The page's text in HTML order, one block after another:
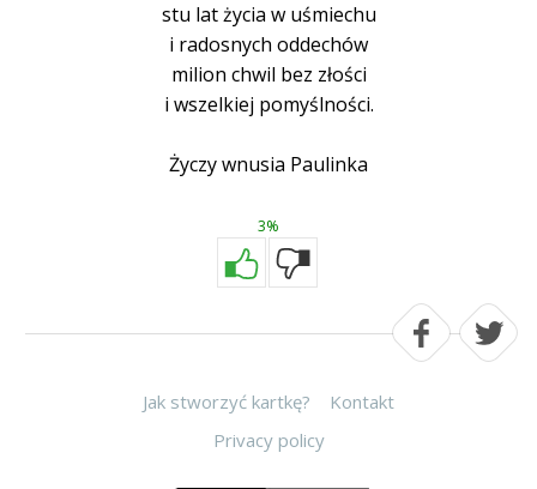
stu lat życia w uśmiechu
i radosnych oddechów
milion chwil bez złości
i wszelkiej pomyślności.
Życzy wnusia Paulinka
3%
Jak stworzyć kartkę?
Kontakt
Privacy policy